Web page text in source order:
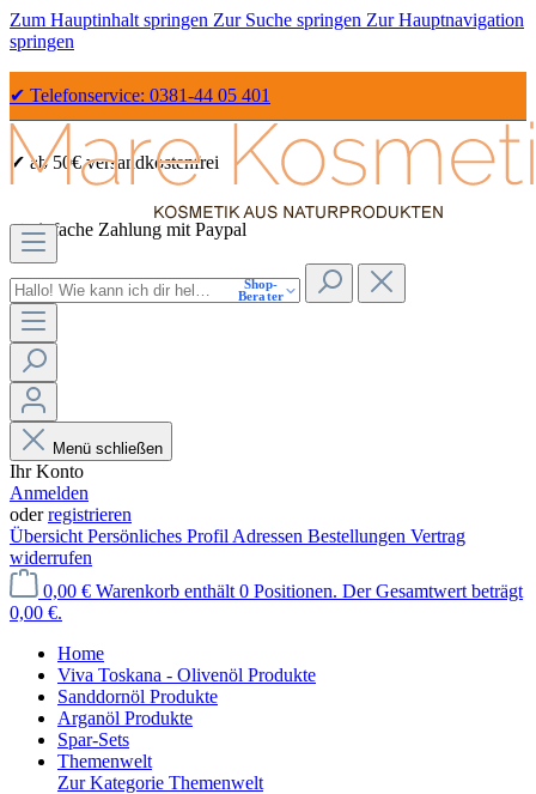
Zum Hauptinhalt springen Zur Suche springen Zur Hauptnavigation
springen
✔ Telefonservice: 0381-44 05 401
✔ ab 50€ versandkostenfrei
✔ einfache Zahlung mit Paypal
✔ Sicher Einkaufen dank SSL
Shop-
Berater
Menü schließen
Ihr Konto
Anmelden
oderregistrieren
Übersicht Persönliches Profil Adressen Bestellungen Vertrag
widerrufen
0,00 € Warenkorb enthält 0 Positionen. Der Gesamtwert beträgt
0,00 €.
Home
Viva Toskana - Olivenöl Produkte
Sanddornöl Produkte
Arganöl Produkte
Spar-Sets
Themenwelt
Zur Kategorie Themenwelt